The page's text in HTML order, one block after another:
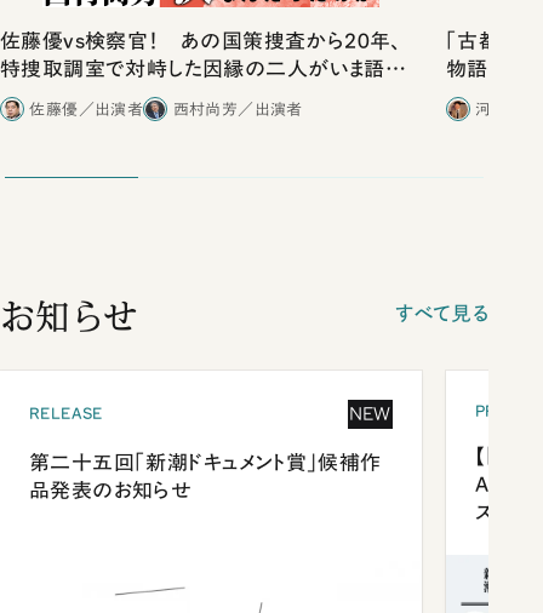
佐藤優vs検察官！ あの国策捜査から20年、
特捜取調室で対峙した因縁の二人がいま語り
合ったこと
佐藤優／出演者 西村尚芳／出演者
「古都」
物語」に
河野有
お知らせ すべて見る
RELEASE NEW
第二十五回「新潮ドキュメント賞」候補作
品発表のお知らせ
【「新
ズプレ